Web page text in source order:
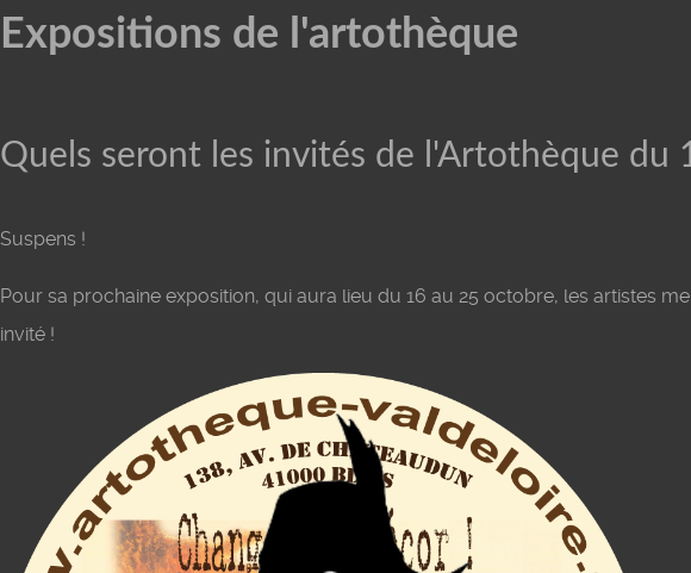
Expositions de l'artothèque
Quels seront les invités de l'Artothèque du
Suspens !
Pour sa prochaine exposition, qui aura lieu du 16 au 25 octobre, les artistes
invité !